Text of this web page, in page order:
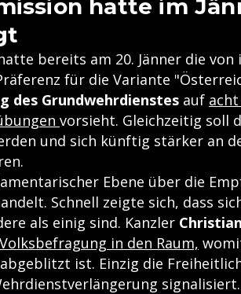
hatte im
bereits am 20. Jänner die
für die Variante
des Grundwehrdienstes auf
vorsieht. Gleichzeitig soll
und sich künftig stärker an
Ebene über die
Schnell zeigte sich, dass
als einig sind. Kanzler
Volksbefragung in den Raum,
abgeblitzt ist. Einzig die
signalisiert.